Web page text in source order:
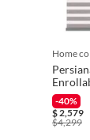
húmedo o
home
Dimout
-40%
$2,579
$4,299